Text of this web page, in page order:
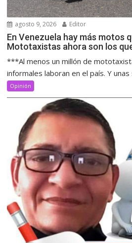
agosto 9, 2026 Editor
En Venezuela hay más motos
Mototaxistas ahora son los
***Al menos un millón de
informales laboran en el país. Y unas
Opinión